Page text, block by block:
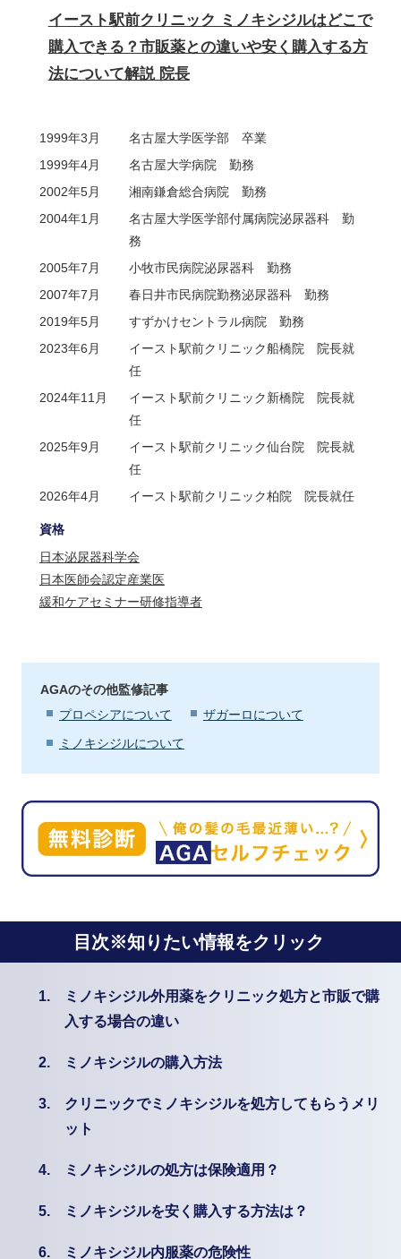
イースト駅前クリニック ミノキシジルはどこで
購入できる？市販薬との違いや安く購入する方
法について解説 院長
1999年3月
名古屋大学医学部 卒業
1999年4月
名古屋大学病院 勤務
2002年5月
湘南鎌倉総合病院 勤務
2004年1月
名古屋大学医学部付属病院泌尿器科 勤
務
2005年7月
小牧市民病院泌尿器科 勤務
2007年7月
春日井市民病院勤務泌尿器科 勤務
2019年5月
すずかけセントラル病院 勤務
2023年6月
イースト駅前クリニック船橋院 院長就
任
2024年11月
イースト駅前クリニック新橋院 院長就
任
2025年9月
イースト駅前クリニック仙台院 院長就
任
2026年4月
イースト駅前クリニック柏院 院長就任
資格
日本泌尿器科学会
日本医師会認定産業医
緩和ケアセミナー研修指導者
AGAのその他監修記事
プロペシアについて
ザガーロについて
ミノキシジルについて
目次※知りたい情報をクリック
1.
ミノキシジル外用薬をクリニック処方と市販で購
入する場合の違い
2. ミノキシジルの購入方法
3.
クリニックでミノキシジルを処方してもらうメリ
ット
4. ミノキシジルの処方は保険適用？
5. ミノキシジルを安く購入する方法は？
6. ミノキシジル内服薬の危険性